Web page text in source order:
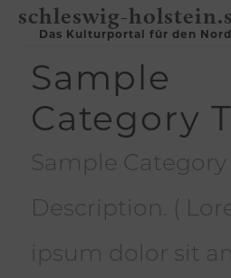
schleswig-
Das Kulturportal für den
Sample
Category
Sample Category
Description. (
ipsum dolor sit